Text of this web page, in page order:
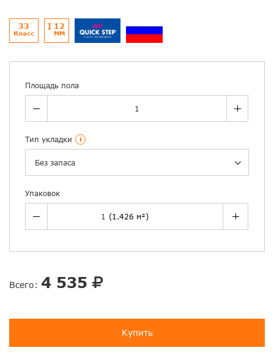
33
Класс
12
ММ
Площадь пола
Тип укладки i
Без запаса
Упаковок
Всего: 4 535
Купить